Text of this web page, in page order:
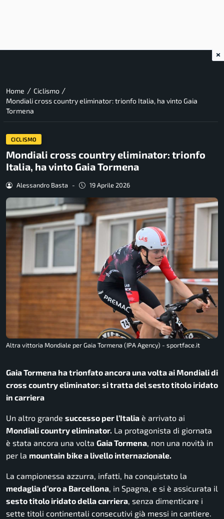
Home / Ciclismo /
Mondiali cross country eliminator: trionfo Italia, ha vinto Gaia
Tormena
CICLISMO
Mondiali cross country eliminator: trionfo
Italia, ha vinto Gaia Tormena
Alessandro Basta - 19 Aprile 2026
Altra vittoria Mondiale per Gaia Tormena (IPA Agency) - sportface.it
Gaia Tormena ha trionfato ancora una volta ai Mondiali di
cross country eliminator: si tratta del sesto titolo iridato
in carriera
Un altro grande successo per l’Italia è arrivato ai
Mondiali country eliminator. La protagonista di giornata
è stata ancora una volta Gaia Tormena, non una novità in
per la mountain bike a livello internazionale.
La campionessa azzurra, infatti, ha conquistato la
medaglia d’oro a Barcellona, in Spagna, e si è assicurata il
sesto titolo iridato della carriera, senza dimenticare i
sette titoli continentali consecutivi già messi in cantiere.
×